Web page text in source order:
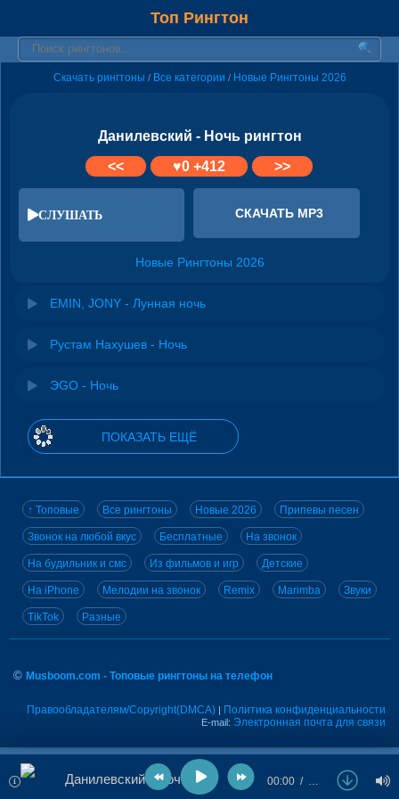
Топ Рингтон
Скачать рингтоны / Все категории / Новые Рингтоны 2026
Данилевский - Ночь рингтон
<<
♥0+412 >>
СЛУШАТЬ СКАЧАТЬ MP3
Новые Рингтоны 2026
EMIN, JONY - Лунная ночь
Рустам Нахушев - Ночь
ЭGO - Ночь
ПОКАЗАТЬ ЕЩЁ
↑ Топовые Все рингтоны Новые 2026 Припевы песен
Звонок на любой вкус Бесплатные На звонок
На будильник и смс Из фильмов и игр Детские
На iPhone Мелодии на звонок Remix Marimba Звуки
TikTok Разные
© Musboom.com - Топовые рингтоны на телефон
Правообладателям/Copyright(DMCA) | Политика конфиденциальности
E-mail: Электронная почта для связи
Данилевский - Ночь 00:00 …